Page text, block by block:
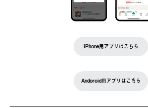
iPhone用アプリはこちら
Andoroid用アプリはこちら